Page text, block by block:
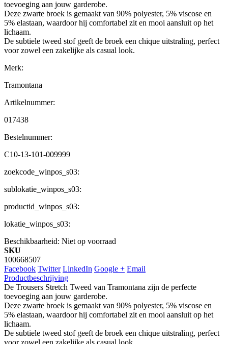
toevoeging aan jouw garderobe.
Deze zwarte broek is gemaakt van 90% polyester, 5% viscose en
5% elastaan, waardoor hij comfortabel zit en mooi aansluit op het
lichaam.
De subtiele tweed stof geeft de broek een chique uitstraling, perfect
voor zowel een zakelijke als casual look.
Merk:
Tramontana
Artikelnummer:
017438
Bestelnummer:
C10-13-101-009999
zoekcode_winpos_s03:
sublokatie_winpos_s03:
productid_winpos_s03:
lokatie_winpos_s03:
Beschikbaarheid: Niet op voorraad
SKU
100668507
Facebook Twitter LinkedIn Google + Email
Productbeschrijving
De Trousers Stretch Tweed van Tramontana zijn de perfecte
toevoeging aan jouw garderobe.
Deze zwarte broek is gemaakt van 90% polyester, 5% viscose en
5% elastaan, waardoor hij comfortabel zit en mooi aansluit op het
lichaam.
De subtiele tweed stof geeft de broek een chique uitstraling, perfect
voor zowel een zakelijke als casual look.